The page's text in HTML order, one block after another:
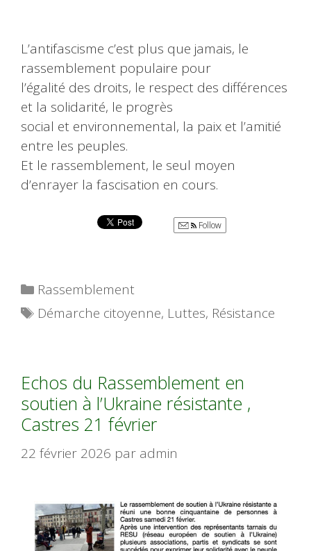
L’antifascisme c’est plus que jamais, le
rassemblement populaire pour
l’égalité des droits, le respect des différences
et la solidarité, le progrès
social et environnemental, la paix et l’amitié
entre les peuples.
Et le rassemblement, le seul moyen
d’enrayer la fascisation en cours.
Follow
Catégories
Rassemblement
Étiquettes
Démarche citoyenne, Luttes, Résistance
Echos du Rassemblement en
soutien à l’Ukraine résistante ,
Castres 21 février
22 février 2026 par admin